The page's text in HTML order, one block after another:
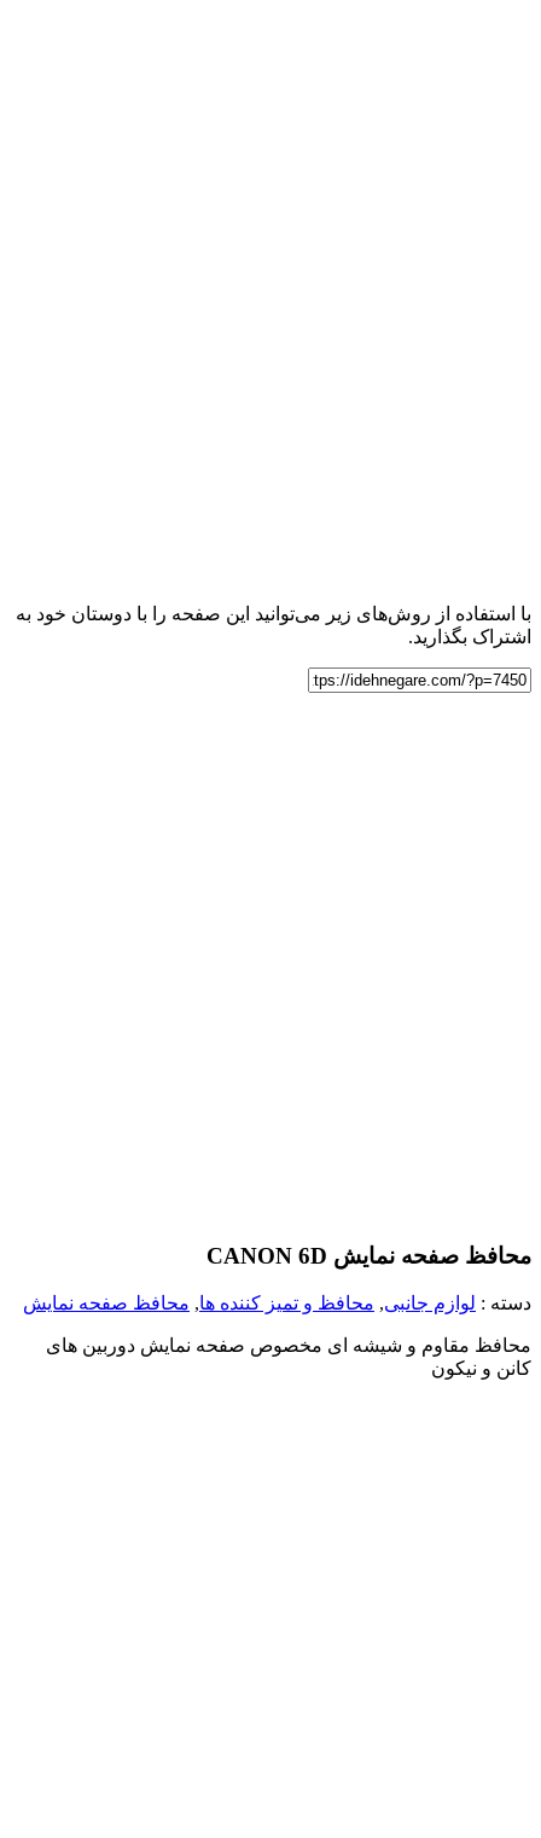
با استفاده از روش‌های زیر می‌توانید این صفحه را با دوستان خود به
اشتراک بگذارید.
محافظ صفحه نمایش CANON 6D
دسته : لوازم جانبی, محافظ و تمیز کننده ها, محافظ صفحه نمایش
محافظ مقاوم و شیشه ای مخصوص صفحه نمایش دوربین های
کانن و نیکون